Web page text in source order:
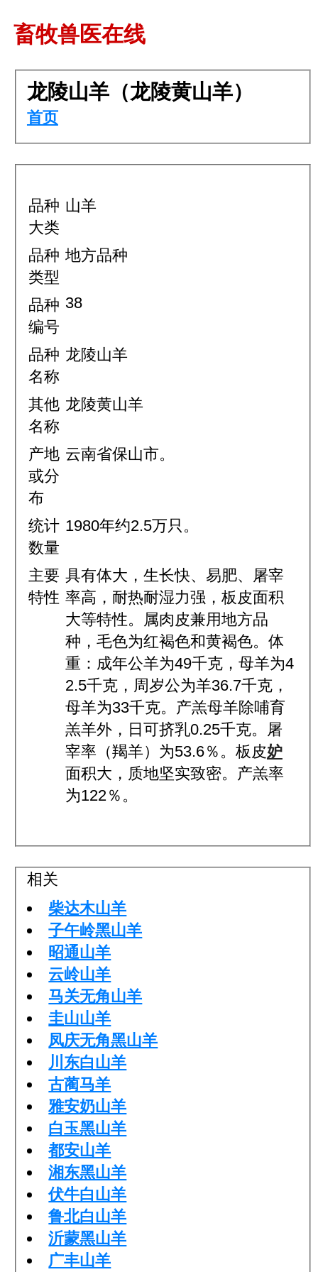
畜牧兽医在线
龙陵山羊（龙陵黄山羊）
首页
品种
大类
山羊
品种
类型
地方品种
品种
编号
38
品种
名称
龙陵山羊
其他
名称
龙陵黄山羊
产地
或分
布
云南省保山市。
统计
数量
1980年约2.5万只。
主要
特性
具有体大，生长快、易肥、屠宰
率高，耐热耐湿力强，板皮面积
大等特性。属肉皮兼用地方品
种，毛色为红褐色和黄褐色。体
重：成年公羊为49千克，母羊为4
2.5千克，周岁公为羊36.7千克，
母羊为33千克。产羔母羊除哺育
羔羊外，日可挤乳0.25千克。屠
宰率（羯羊）为53.6％。板皮妒
面积大，质地坚实致密。产羔率
为122％。
相关
柴达木山羊
子午岭黑山羊
昭通山羊
云岭山羊
马关无角山羊
圭山山羊
凤庆无角黑山羊
川东白山羊
古蔺马羊
雅安奶山羊
白玉黑山羊
都安山羊
湘东黑山羊
伏牛白山羊
鲁北白山羊
沂蒙黑山羊
广丰山羊